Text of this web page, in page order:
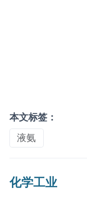
本文标签：
液氨
化学工业